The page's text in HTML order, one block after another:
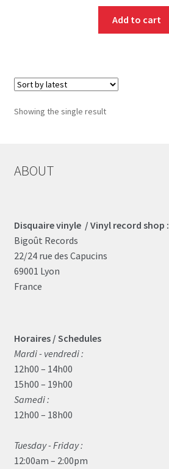
Add to cart
Showing the single result
ABOUT
Disquaire vinyle / Vinyl record shop :
Bigoût Records
22/24 rue des Capucins
69001 Lyon
France
Horaires / Schedules
Mardi - vendredi :
12h00 – 14h00
15h00 – 19h00
Samedi :
12h00 – 18h00
Tuesday - Friday :
12:00am – 2:00pm